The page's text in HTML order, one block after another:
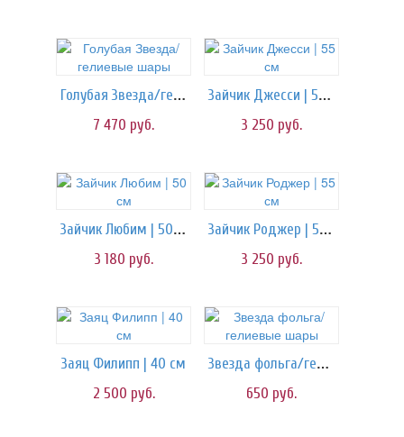
Голубая Звезда/гелиевые шары
7 470 руб.
Зайчик Джесси | 55 см
3 250 руб.
Зайчик Любим | 50 см
3 180 руб.
Зайчик Роджер | 55 см
3 250 руб.
Заяц Филипп | 40 см
2 500 руб.
Звезда фольга/гелиевые шары
650 руб.